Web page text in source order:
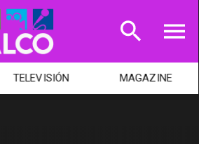
TELEVISIÓN MAGAZINE